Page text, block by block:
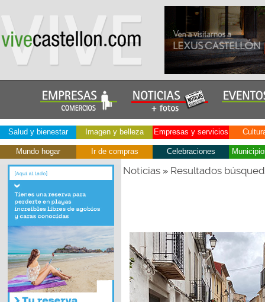
Salud y bienestar Imagen y belleza Empresas y servicios
Mundo hogar Ir de compras Celebraciones
Noticias» Resultados